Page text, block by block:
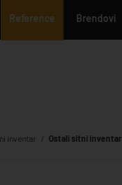
Reference Brendovi
inventar Ostali sitni inventar